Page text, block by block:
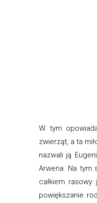
W tym
zwierząt, a ta
nazwali ją
Arwena. Na tym
całkiem
powiększanie